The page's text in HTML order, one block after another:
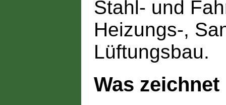
Stahl- und
Heizungs-,
Lüftungsbau.
Was